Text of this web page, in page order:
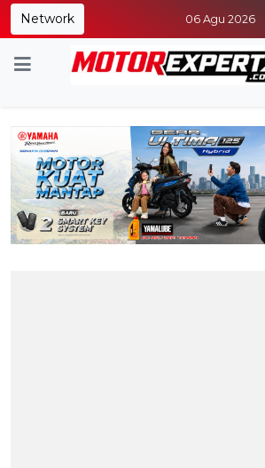
Network 06 Agu 2026